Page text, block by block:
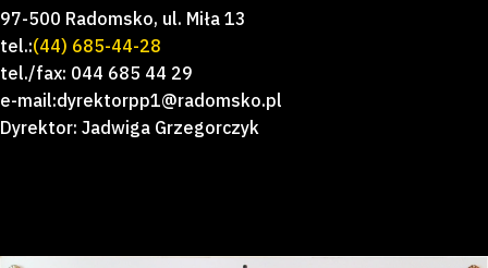
97-500 Radomsko, ul. Miła 13
tel.:(44) 685-44-28
tel./fax: 044 685 44 29
e-mail:dyrektorpp1@radomsko.pl
Dyrektor: Jadwiga Grzegorczyk